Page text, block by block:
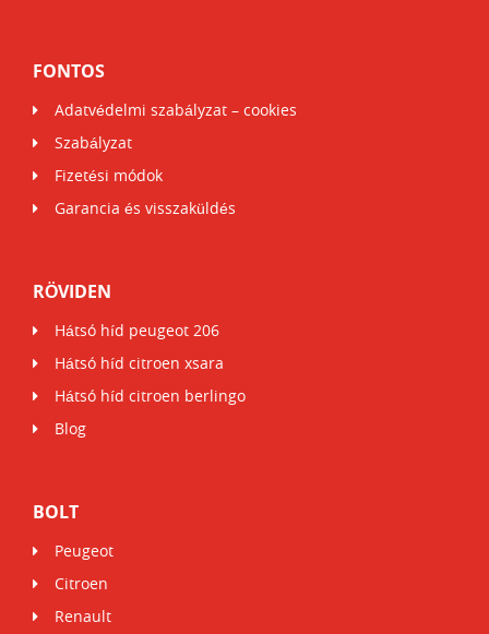
FONTOS
Adatvédelmi szabályzat – cookies
Szabályzat
Fizetési módok
Garancia és visszaküldés
RÖVIDEN
Hátsó híd peugeot 206
Hátsó híd citroen xsara
Hátsó híd citroen berlingo
Blog
BOLT
Peugeot
Citroen
Renault